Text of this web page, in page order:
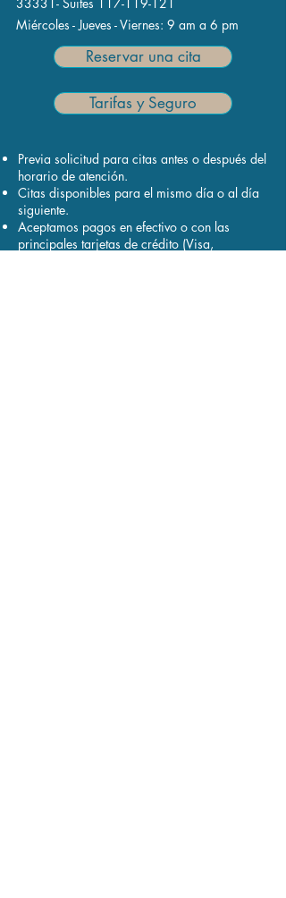
Miércoles - Jueves - Viernes: 9 am a 6 pm
Reservar una cita
Tarifas y Seguro
Previa solicitud para citas antes o después del
horario de atención.
Citas disponibles para el mismo día o al día
siguiente.
Aceptamos pagos en efectivo o con las
principales tarjetas de crédito (Visa,